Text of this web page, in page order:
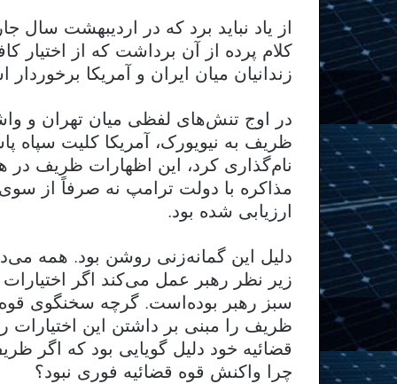
از یاد نباید برد که در اردیبهشت
کلام پرده از آن برداشت که از اختیار
زندانیان میان ایران و آمریکا
در اوج تنش‌های لفظی میان تهران و
ظریف به نیویورک، آمریکا کلیت سپاه
نام‌گذاری کرد، این اظهارات ظریف در
مذاکره با دولت ترامپ نه صرفاً از
ارزیابی شده بود.
دلیل این گمانه‌زنی روشن بود. همه
زیر نظر رهبر عمل می‌کند اگر
سبز رهبر بوده‌است. گرچه سخنگوی قوه
ظریف را مبنی بر داشتن این اختیارات
قضائیه خود دلیل گویایی بود که اگر
چرا واکنش قوه قضائیه فوری نبود؟